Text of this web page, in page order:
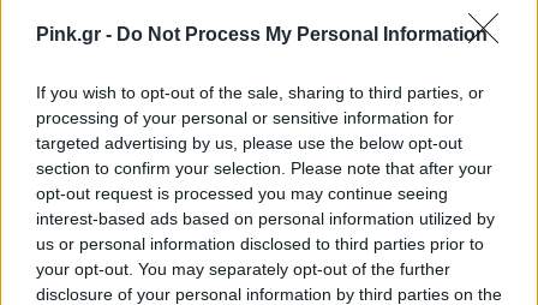
Pink.gr - Do Not Process My Personal Information
If you wish to opt-out of the sale, sharing to third parties, or
processing of your personal or sensitive information for
targeted advertising by us, please use the below opt-out
section to confirm your selection. Please note that after your
opt-out request is processed you may continue seeing
interest-based ads based on personal information utilized by
us or personal information disclosed to third parties prior to
your opt-out. You may separately opt-out of the further
disclosure of your personal information by third parties on the
Ακολουθήστε το Pink.gr στοGoogle Newsκαι
μάθετε πρώτοι
τα πιο hot νέα
Ακολουθήστε το Pink.gr και στοInstagram
ΔΙΑΦΗΜΙΣΗ